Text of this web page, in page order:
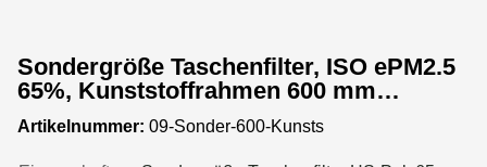
Sondergröße Taschenfilter, ISO ePM2.5
65%, Kunststoffrahmen 600 mm
Bautiefe
Artikelnummer: 09-Sonder-600-Kunsts